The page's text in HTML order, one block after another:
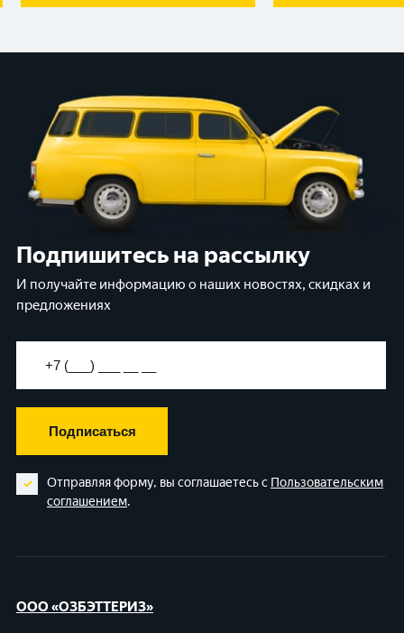
Подпишитесь на рассылку
И получайте информацию о наших новостях, скидках и
предложениях
Подписаться
Отправляя форму, вы соглашаетесь с Пользовательским
соглашением.
ООО «ОЗБЭТТЕРИЗ»